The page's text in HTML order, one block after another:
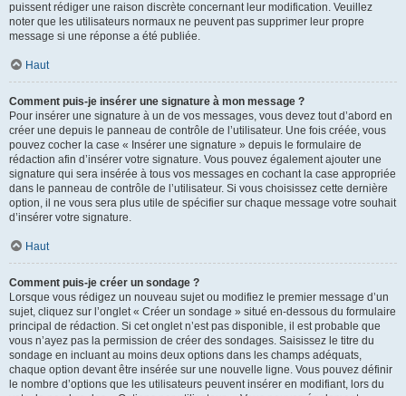
puissent rédiger une raison discrète concernant leur modification. Veuillez
noter que les utilisateurs normaux ne peuvent pas supprimer leur propre
message si une réponse a été publiée.
Haut
Comment puis-je insérer une signature à mon message ?
Pour insérer une signature à un de vos messages, vous devez tout d’abord en
créer une depuis le panneau de contrôle de l’utilisateur. Une fois créée, vous
pouvez cocher la case « Insérer une signature » depuis le formulaire de
rédaction afin d’insérer votre signature. Vous pouvez également ajouter une
signature qui sera insérée à tous vos messages en cochant la case appropriée
dans le panneau de contrôle de l’utilisateur. Si vous choisissez cette dernière
option, il ne vous sera plus utile de spécifier sur chaque message votre souhait
d’insérer votre signature.
Haut
Comment puis-je créer un sondage ?
Lorsque vous rédigez un nouveau sujet ou modifiez le premier message d’un
sujet, cliquez sur l’onglet « Créer un sondage » situé en-dessous du formulaire
principal de rédaction. Si cet onglet n’est pas disponible, il est probable que
vous n’ayez pas la permission de créer des sondages. Saisissez le titre du
sondage en incluant au moins deux options dans les champs adéquats,
chaque option devant être insérée sur une nouvelle ligne. Vous pouvez définir
le nombre d’options que les utilisateurs peuvent insérer en modifiant, lors du